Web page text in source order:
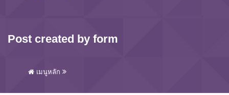
Post created by form
เมนูหลัก